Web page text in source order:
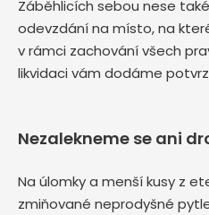
Záběhlicích sebou nese
odevzdání na místo, na
v rámci zachování všech
likvidaci vám dodáme
Nezalekneme se ani
Na úlomky a menší kusy z
zmiňované neprodyšné